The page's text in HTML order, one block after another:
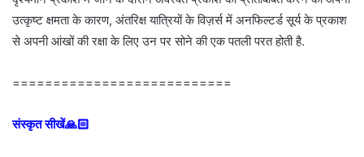
उत्कृष्ट क्षमता के कारण, अंतरिक्ष यात्रियों के विज़र्स में अनफिल्टर्ड सूर्य के प्रकाश
से अपनी आंखों की रक्षा के लिए उन पर सोने की एक पतली परत होती है.
===========================
संस्कृत सीखें🙏🏻